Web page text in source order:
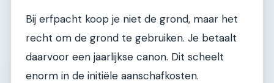
Bij erfpacht koop je niet de grond, maar het
recht om de grond te gebruiken. Je betaalt
daarvoor een jaarlijkse canon. Dit scheelt
enorm in de initiële aanschafkosten.